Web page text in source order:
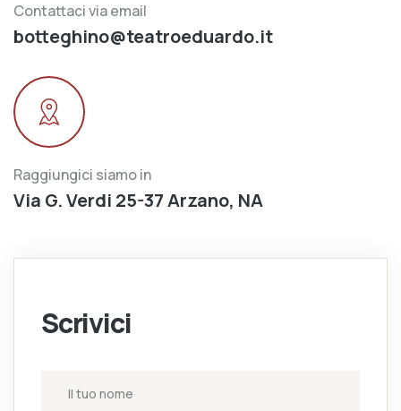
Contattaci via email
botteghino@teatroeduardo.it
Raggiungici siamo in
Via G. Verdi 25-37 Arzano, NA
Scrivici